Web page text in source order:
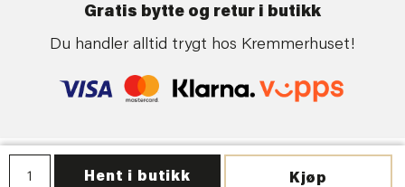
Kjøp
Hent i butikk
Gratis bytte og retur i butikk
Du handler alltid trygt hos Kremmerhuset!
Personvern| ©Kremmerhuset | Levert av: